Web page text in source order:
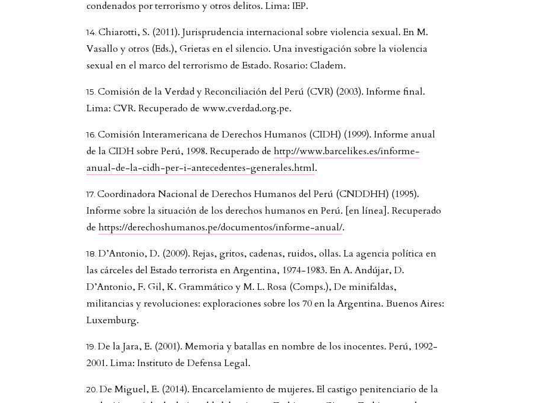
condenados por terrorismo y otros delitos. Lima: IEP.
Chiarotti, S. (2011). Jurisprudencia internacional sobre violencia sexual. En M.
Vasallo y otros (Eds.), Grietas en el silencio. Una investigación sobre la violencia
sexual en el marco del terrorismo de Estado. Rosario: Cladem.
Comisión de la Verdad y Reconciliación del Perú (CVR) (2003). Informe final.
Lima: CVR. Recuperado de www.cverdad.org.pe.
Comisión Interamericana de Derechos Humanos (CIDH) (1999). Informe anual
de la CIDH sobre Perú, 1998. Recuperado de http://www.barcelikes.es/informe-
anual-de-la-cidh-per-i-antecedentes-generales.html.
Coordinadora Nacional de Derechos Humanos del Perú (CNDDHH) (1995).
Informe sobre la situación de los derechos humanos en Perú. [en línea]. Recuperado
de https://derechoshumanos.pe/documentos/informe-anual/.
D’Antonio, D. (2009). Rejas, gritos, cadenas, ruidos, ollas. La agencia política en
las cárceles del Estado terrorista en Argentina, 1974-1983. En A. Andújar, D.
D’Antonio, F. Gil, K. Grammático y M. L. Rosa (Comps.), De minifaldas,
militancias y revoluciones: exploraciones sobre los 70 en la Argentina. Buenos Aires:
Luxemburg.
De la Jara, E. (2001). Memoria y batallas en nombre de los inocentes. Perú, 1992-
2001. Lima: Instituto de Defensa Legal.
De Miguel, E. (2014). Encarcelamiento de mujeres. El castigo penitenciario de la